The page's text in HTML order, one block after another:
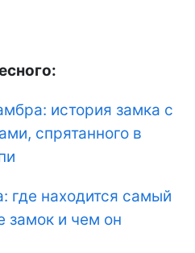
история замка с
спрятанного в
где находится самый
замок и чем он